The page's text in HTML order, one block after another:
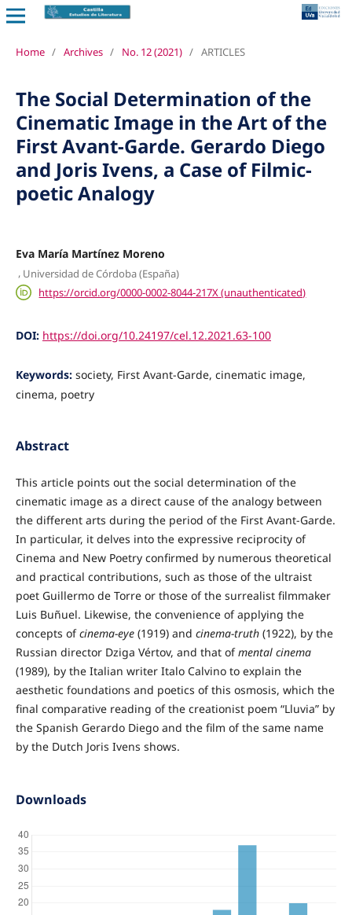
Home / Archives / No. 12 (2021) / ARTICLES
The Social Determination of the
Cinematic Image in the Art of the
First Avant-Garde. Gerardo Diego
and Joris Ivens, a Case of Filmic-
poetic Analogy
Eva María Martínez Moreno
, Universidad de Córdoba (España)
https://orcid.org/0000-0002-8044-217X (unauthenticated)
DOI: https://doi.org/10.24197/cel.12.2021.63-100
Keywords: society, First Avant-Garde, cinematic image,
cinema, poetry
Abstract
This article points out the social determination of the
cinematic image as a direct cause of the analogy between
the different arts during the period of the First Avant-Garde.
In particular, it delves into the expressive reciprocity of
Cinema and New Poetry confirmed by numerous theoretical
and practical contributions, such as those of the ultraist
poet Guillermo de Torre or those of the surrealist filmmaker
Luis Buñuel. Likewise, the convenience of applying the
concepts ofcinema-eye(1919) and cinema-truth(1922), by the
Russian director Dziga Vértov, and that ofmental cinema
(1989), by the Italian writer Italo Calvino to explain the
aesthetic foundations and poetics of this osmosis, which the
final comparative reading of the creationist poem “Lluvia” by
the Spanish Gerardo Diego and the film of the same name
by the Dutch Joris Ivens shows.
Downloads